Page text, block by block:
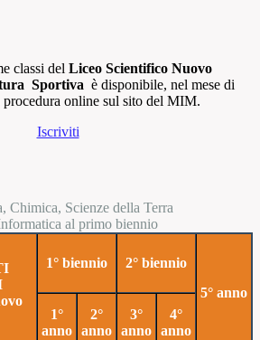
classi del Liceo Scientifico Nuovo
Sportiva è disponibile, nel mese di
online sul sito del MIM.
Iscriviti
Chimica, Scienze della Terra
al primo biennio
1° biennio
2° biennio
5° anno
1°
anno
2°
anno
3°
anno
4°
anno